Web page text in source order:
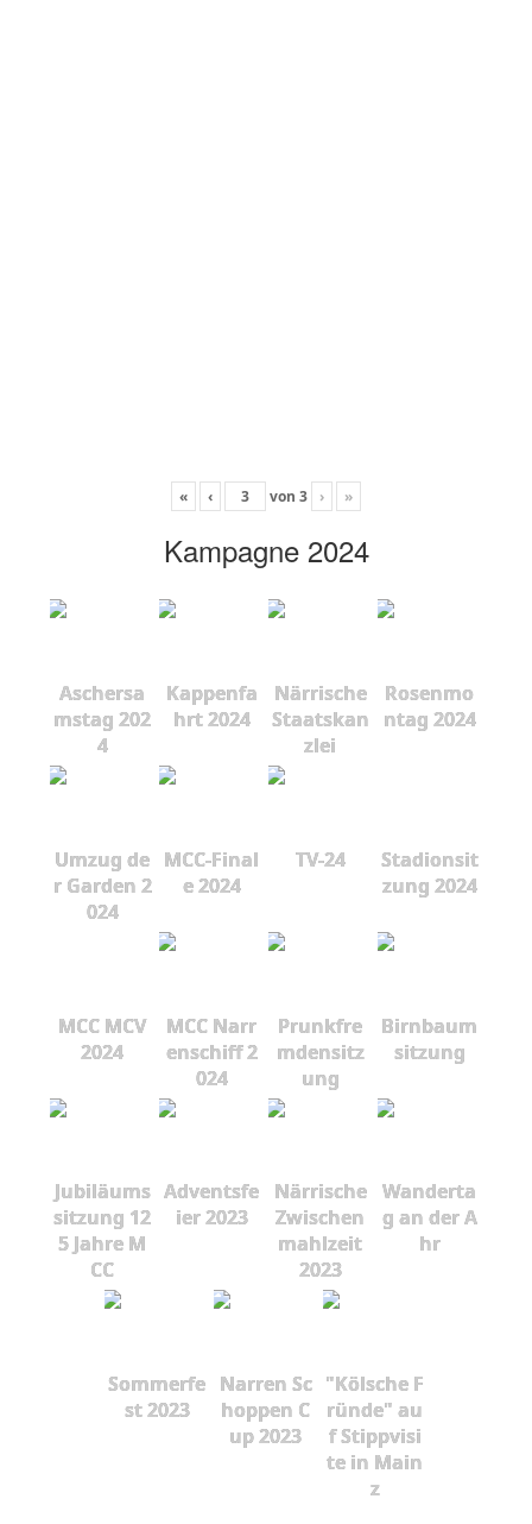
« ‹ von 3 › »
Kampagne 2024
Aschersa
mstag 202
4
Kappenfa
hrt 2024
Närrische
Staatskan
zlei
Rosenmo
ntag 2024
Umzug de
r Garden 2
024
MCC-Final
e 2024
TV-24
Stadionsit
zung 2024
MCC MCV
2024
MCC Narr
enschiff 2
024
Prunkfre
mdensitz
ung
Birnbaum
sitzung
Jubiläums
sitzung 12
5 Jahre M
CC
Adventsfe
ier 2023
Närrische
Zwischen
mahlzeit
2023
Wanderta
g an der A
hr
Sommerfe
st 2023
Narren Sc
hoppen C
up 2023
"Kölsche F
ründe" au
f Stippvisi
te in Main
z